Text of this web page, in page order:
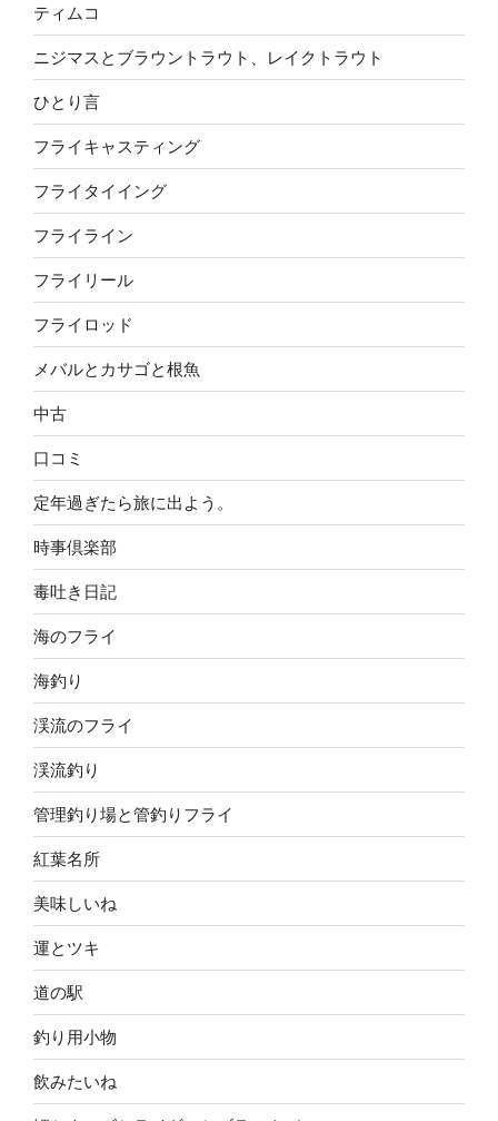
ティムコ
ニジマスとブラウントラウト、レイクトラウト
ひとり言
フライキャスティング
フライタイイング
フライライン
フライリール
フライロッド
メバルとカサゴと根魚
中古
口コミ
定年過ぎたら旅に出よう。
時事倶楽部
毒吐き日記
海のフライ
海釣り
渓流のフライ
渓流釣り
管理釣り場と管釣りフライ
紅葉名所
美味しいね
運とツキ
道の駅
釣り用小物
飲みたいね